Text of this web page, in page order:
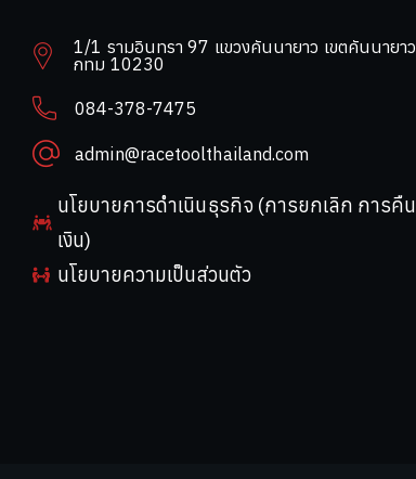
1/1 รามอินทรา 97 แขวงคันนายาว เขตคันนายาว
กทม 10230
084-378-7475
admin@racetoolthailand.com
นโยบายการดำเนินธุรกิจ (การยกเลิก การคืน
เงิน)
นโยบายความเป็นส่วนตัว